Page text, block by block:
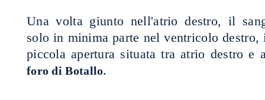
Una volta giunto nell'atrio destro, il
solo in minima parte nel ventricolo destro,
piccola apertura situata tra atrio destro e
foro di Botallo.